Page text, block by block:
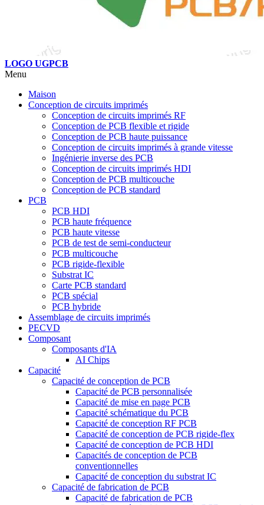
LOGO UGPCB
Menu
Maison
Conception de circuits imprimés
Conception de circuits imprimés RF
Conception de PCB flexible et rigide
Conception de PCB haute puissance
Conception de circuits imprimés à grande vitesse
Ingénierie inverse des PCB
Conception de circuits imprimés HDI
Conception de PCB multicouche
Conception de PCB standard
PCB
PCB HDI
PCB haute fréquence
PCB haute vitesse
PCB de test de semi-conducteur
PCB multicouche
PCB rigide-flexible
Substrat IC
Carte PCB standard
PCB spécial
PCB hybride
Assemblage de circuits imprimés
PECVD
Composant
Composants d'IA
AI Chips
Capacité
Capacité de conception de PCB
Capacité de PCB personnalisée
Capacité de mise en page PCB
Capacité schématique du PCB
Capacité de conception RF PCB
Capacité de conception de PCB rigide-flex
Capacité de conception de PCB HDI
Capacités de conception de PCB
conventionnelles
Capacité de conception du substrat IC
Capacité de fabrication de PCB
Capacité de fabrication de PCB